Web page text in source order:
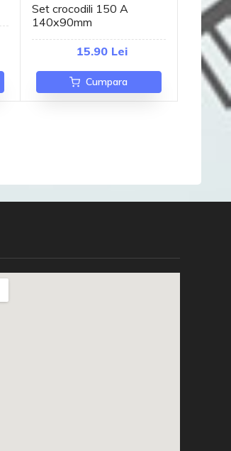
Set crocodili 150 A
140x90mm
15.90 Lei
Cumpara